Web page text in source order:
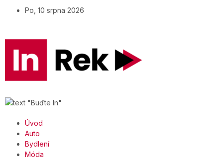
Po, 10 srpna 2026
Úvod
Auto
Bydlení
Móda